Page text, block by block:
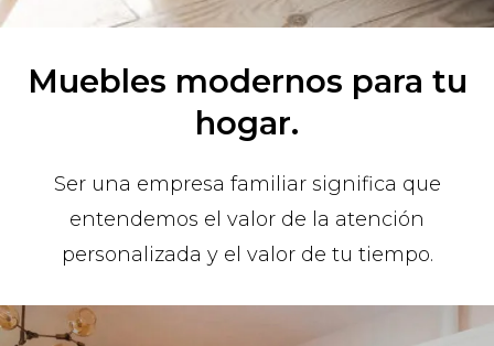
Muebles modernos para tu
hogar.
Ser una empresa familiar significa que
entendemos el valor de la atención
personalizada y el valor de tu tiempo.